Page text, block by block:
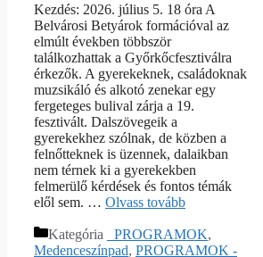
Kezdés: 2026. július 5. 18 óra A
Belvárosi Betyárok formációval az
elmúlt években többször
találkozhattak a Győrkőcfesztiválra
érkezők. A gyerekeknek, családoknak
muzsikáló és alkotó zenekar egy
fergeteges bulival zárja a 19.
fesztivált. Dalszövegeik a
gyerekekhez szólnak, de közben a
felnőtteknek is üzennek, dalaikban
nem térnek ki a gyerekekben
felmerülő kérdések és fontos témák
elől sem. … Olvass tovább
Kategória _PROGRAMOK,
Medenceszínpad, PROGRAMOK -